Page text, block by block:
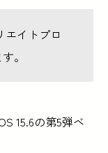
エイトプロ
。
15.6の第5弾ベ